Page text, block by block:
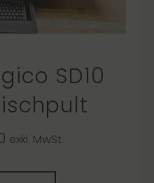
SD10
exkl. MwSt.